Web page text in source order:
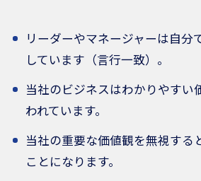
リーダーやマネージャーは自分
しています（言行一致）。
当社のビジネスはわかりやすい
われています。
当社の重要な価値観を無視する
ことになります。